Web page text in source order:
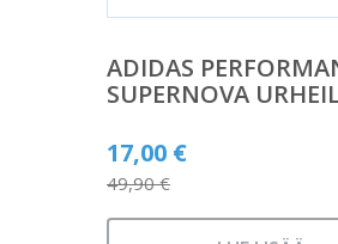
ADIDAS
SUPERNOVA
49,90€
Alkuperäinen
hinta
oli:
17,00 €
Nykyinen